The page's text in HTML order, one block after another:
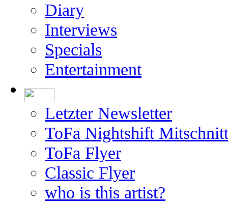
Diary
Interviews
Specials
Entertainment
Letzter Newsletter
ToFa Nightshift
ToFa Flyer
Classic Flyer
who is this artist?